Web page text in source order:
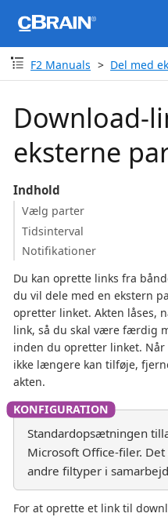
F2 Manuals Del med
Download-
eksterne
Indhold
Vælg parter
Tidsinterval
Notifikationer
Du kan oprette links fra
du vil dele med en ekstern
opretter linket. Akten låses,
link, så du skal være færdig
inden du opretter linket.
ikke længere kan tilføje,
akten.
Standardopsætningen
Microsoft Office-filer.
andre filtyper i
For at oprette et link til